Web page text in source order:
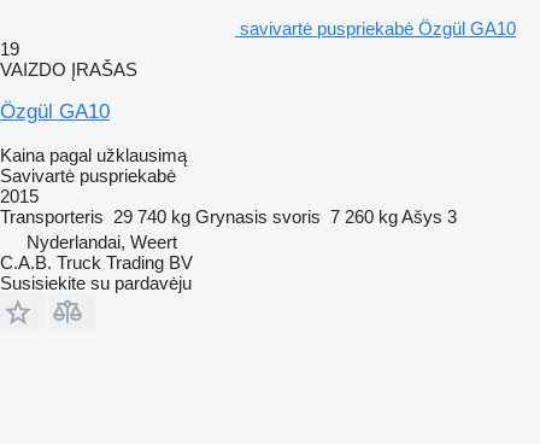
savivartė puspriekabė Özgül GA10
19
VAIZDO ĮRAŠAS
Özgül GA10
Kaina pagal užklausimą
Savivartė puspriekabė
2015
Transporteris 29 740 kg Grynasis svoris 7 260 kgAšys 3
Nyderlandai, Weert
C.A.B. Truck Trading BV
Susisiekite su pardavėju